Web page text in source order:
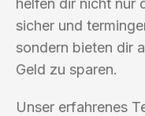
helfen dir nicht nur
sicher und
sondern bieten dir
Geld zu sparen.
Unser erfahrenes